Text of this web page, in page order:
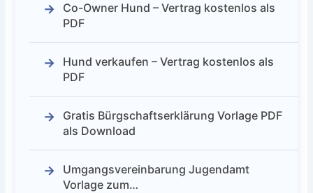
Co-Owner Hund – Vertrag kostenlos als
PDF
Hund verkaufen – Vertrag kostenlos als
PDF
Gratis Bürgschaftserklärung Vorlage PDF
als Download
Umgangsvereinbarung Jugendamt
Vorlage zum…